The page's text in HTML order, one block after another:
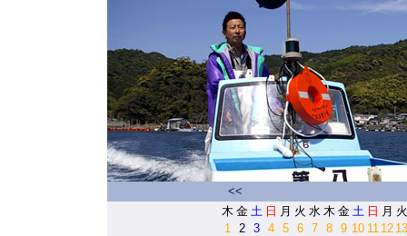
<<
木 金 土 日 月 火 水 木 金 土 日 月 火
1
2 3 4 5 6 7 8 9 10 11 12 13